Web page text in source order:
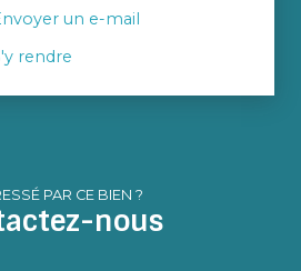
un e-mail
rendre
PAR CE BIEN ?
nous